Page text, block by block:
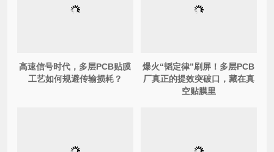
高速信号时代，多层PCB贴膜
工艺如何规避传输损耗？
爆火“韬定律”刷屏！多层PCB
厂真正的提效突破口，藏在真
空贴膜里